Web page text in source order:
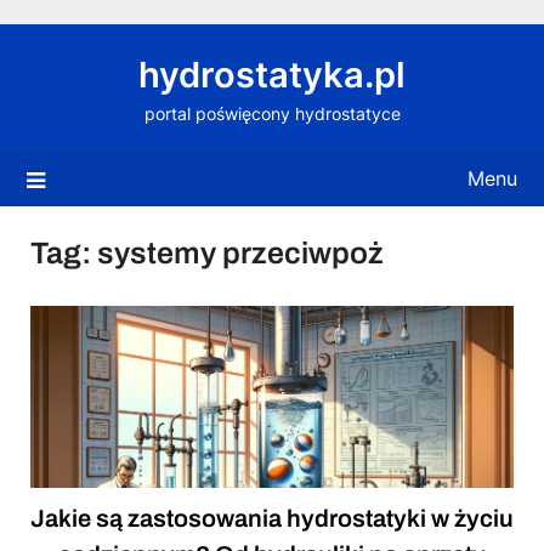
hydrostatyka.pl
portal poświęcony hydrostatyce
Menu
Tag: systemy przeciwpoż
Jakie są zastosowania hydrostatyki w życiu